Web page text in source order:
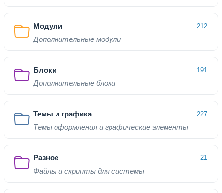
Модули 212
Дополнительные модули
Блоки 191
Дополнительные блоки
Темы и графика 227
Темы оформления и графические элементы
Разное 21
Файлы и скрипты для системы